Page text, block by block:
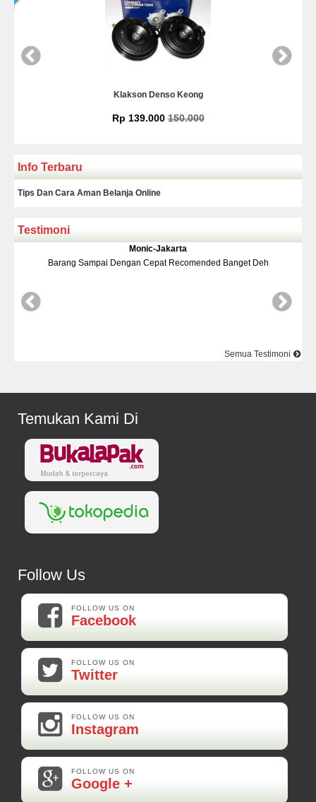
Info Terbaru
Tips Dan Cara Aman Belanja Online
Testimoni
Banget Deh
Barang Dan Harga Sesuai Kualitasnya
Semua Testimoni
Temukan Kami Di
Follow Us
FOLLOW US ON
Facebook
FOLLOW US ON
Twitter
FOLLOW US ON
Instagram
FOLLOW US ON
Google +